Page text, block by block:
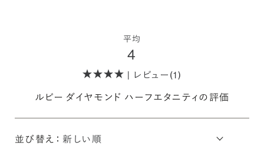
平均
4
| レビュー(1)
ルビー ダイヤモンド ハーフエタニティの評価
並び替え：